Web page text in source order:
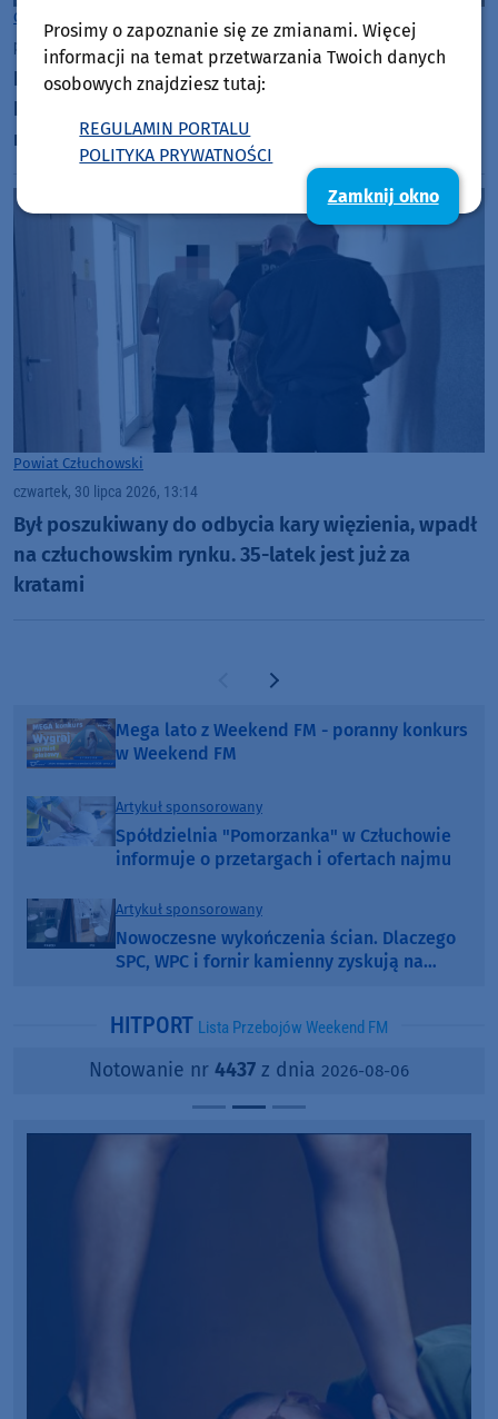
Człuchów
piątek, 31 lipca 2026, 07:33
Ruszyła budowa nowego Centrum Zdrowia
Psychicznego w Człuchowie. To inwestycja za
niecałe 10 mln złotych
Powiat Człuchowski
czwartek, 30 lipca 2026, 13:14
Był poszukiwany do odbycia kary więzienia, wpadł
na człuchowskim rynku. 35-latek jest już za
kratami
Poprzednia strona
Następna strona
Mega lato z Weekend FM - poranny konkurs
w Weekend FM
Artykuł sponsorowany
Spółdzielnia "Pomorzanka" w Człuchowie
informuje o przetargach i ofertach najmu
Artykuł sponsorowany
Nowoczesne wykończenia ścian. Dlaczego
SPC, WPC i fornir kamienny zyskują na
HITPORT Lista Przebojów Weekend FM
Notowanie nr 4437 z dnia 2026-08-06
Prosimy o zapoznanie się ze zmianami. Więcej
informacji na temat przetwarzania Twoich danych
osobowych znajdziesz tutaj:
REGULAMIN PORTALU
POLITYKA PRYWATNOŚCI
Zamknij okno